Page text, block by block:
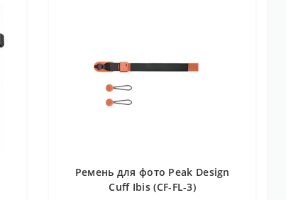
Ремень для фото Peak Design
Cuff Ibis (CF-FL-3)